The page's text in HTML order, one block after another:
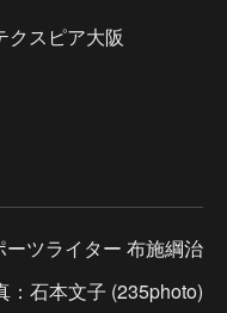
クスピア大阪
ーツライター 布施綱治
：石本文子 (235photo)